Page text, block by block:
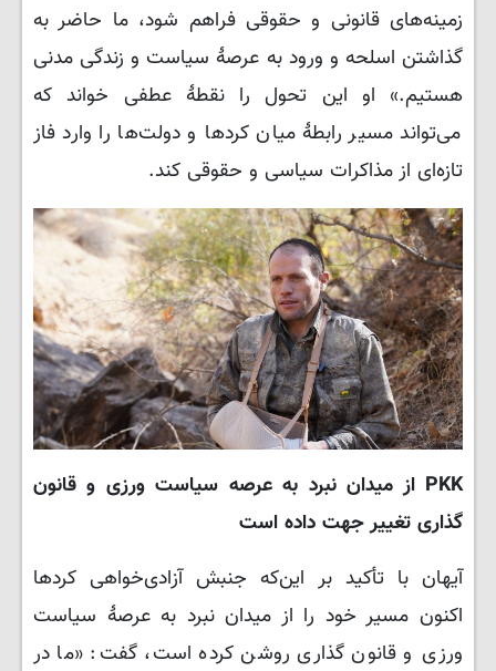
زمینه‌های قانونی و حقوقی فراهم شود، ما حاضر به
گذاشتن اسلحه و ورود به عرصهٔ سیاست و زندگی مدنی
هستیم.» او این تحول را نقطهٔ عطفی خواند که
می‌تواند مسیر رابطهٔ میان کردها و دولت‌ها را وارد فاز
تازه‌ای از مذاکرات سیاسی و حقوقی کند.
PKK از میدان نبرد به عرصه سیاست ورزی و قانون
گذاری تغییر جهت داده است
آیهان با تأکید بر این‌که جنبش آزادی‌خواهی کردها
اکنون مسیر خود را از میدان نبرد به عرصهٔ سیاست
ورزی و قانون گذاری روشن کرده است، گفت: «ما در